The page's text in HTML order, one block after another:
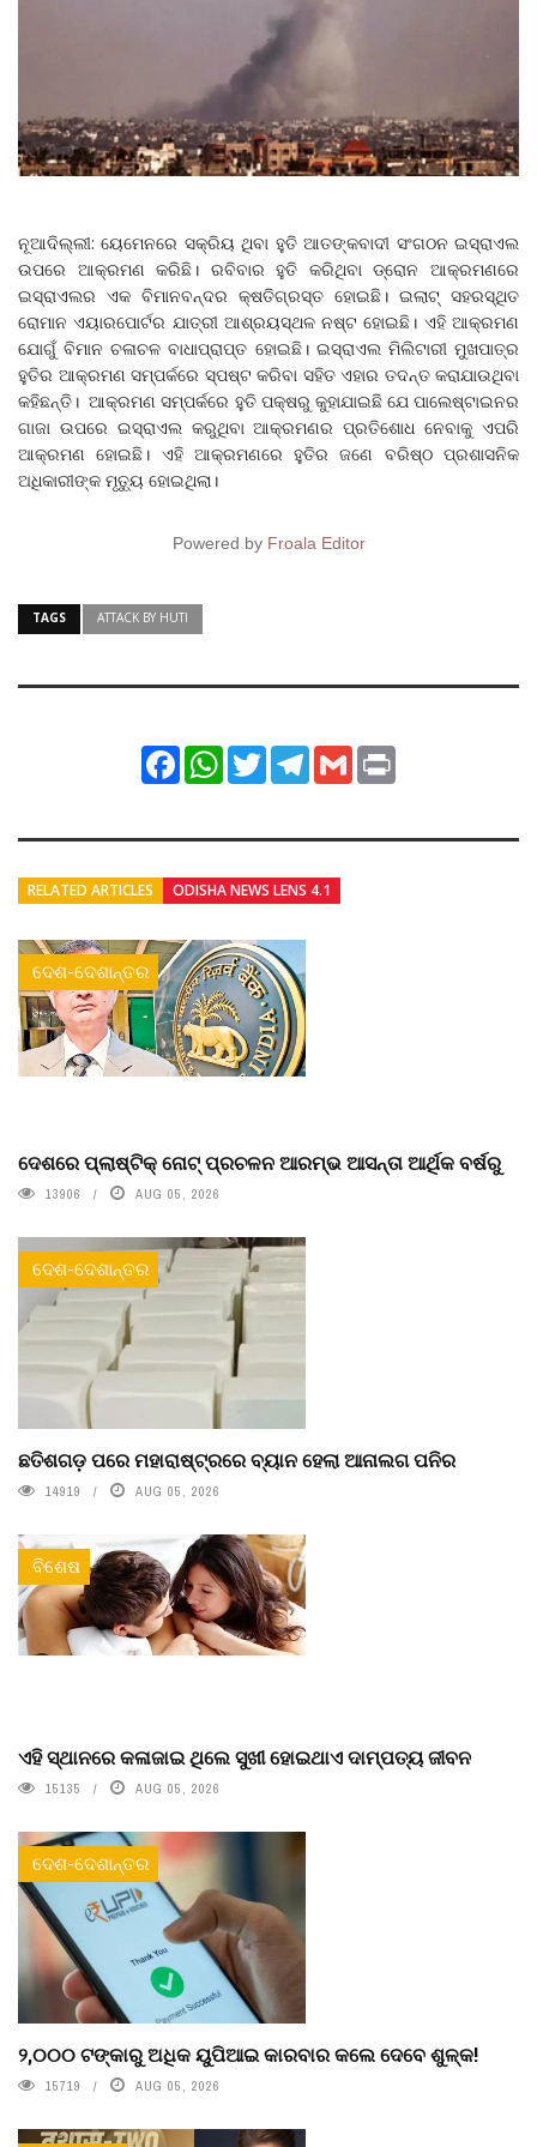
ନୂଆଦିଲ୍ଲୀ: ୟେମେନରେ ସକ୍ରିୟ ଥିବା ହୁତି ଆତଙ୍କବାଦୀ ସଂଗଠନ ଇସ୍ରାଏଲ
ଉପରେ ଆକ୍ରମଣ କରିଛି। ରବିବାର ହୁତି କରିଥିବା ଡ୍ରୋନ ଆକ୍ରମଣରେ
ଇସ୍ରାଏଲର ଏକ ବିମାନବନ୍ଦର କ୍ଷତିଗ୍ରସ୍ତ ହୋଇଛି। ଇଲାଟ୍‌ ସହରସ୍ଥିତ
ରୋମାନ ଏୟାରପୋର୍ଟର ଯାତ୍ରୀ ଆଶ୍ରୟସ୍ଥଳ ନଷ୍ଟ ହୋଇଛି। ଏହି ଆକ୍ରମଣ
ଯୋଗୁଁ ବିମାନ ଚଳାଚଳ ବାଧାପ୍ରାପ୍ତ ହୋଇଛି। ଇସ୍ରାଏଲ ମିଲିଟାରୀ ମୁଖପାତ୍ର
ହୁତିର ଆକ୍ରମଣ ସମ୍ପର୍କରେ ସ୍ପଷ୍ଟ କରିବା ସହିତ ଏହାର ତଦନ୍ତ କରାଯାଉଥିବା
କହିଛନ୍ତି। ଆକ୍ରମଣ ସମ୍ପର୍କରେ ହୁତି ପକ୍ଷରୁ କୁହାଯାଇଛି ଯେ ପାଲେଷ୍ଟାଇନର
ଗାଜା ଉପରେ ଇସ୍ରାଏଲ କରୁଥିବା ଆକ୍ରମଣର ପ୍ରତିଶୋଧ ନେବାକୁ ଏପରି
ଆକ୍ରମଣ ହୋଇଛି। ଏହି ଆକ୍ରମଣରେ ହୁତିର ଜଣେ ବରିଷ୍ଠ ପ୍ରଶାସନିକ
ଅଧିକାରୀଙ୍କ ମୃତ୍ୟୁ ହୋଇଥିଲା।
Powered by Froala Editor
TAGS ATTACK BY HUTI
FacebookWhatsApp
TwitterTelegram
Gmail
RELATED ARTICLES ODISHA NEWS LENS 4.1
ଦେଶ-ଦେଶାନ୍ତର
ଦେଶରେ ପ୍ଲାଷ୍ଟିକ୍ ନୋଟ୍‌ ପ୍ରଚଳନ ଆରମ୍ଭ ଆସନ୍ତା ଆର୍ଥିକ ବର୍ଷରୁ
13906 AUG 05, 2026
ଦେଶ-ଦେଶାନ୍ତର
ଛତିଶଗଡ଼ ପରେ ମହାରାଷ୍ଟ୍ରରେ ବ୍ୟାନ ହେଲା ଆନାଲଗ ପନିର
14919 AUG 05, 2026
ବିଶେଷ
ଏହି ସ୍ଥାନରେ କଳାଜାଇ ଥିଲେ ସୁଖୀ ହୋଇଥାଏ ଦାମ୍ପତ୍ୟ ଜୀବନ
15135 AUG 05, 2026
ଦେଶ-ଦେଶାନ୍ତର
୨,୦୦୦ ଟଙ୍କାରୁ ଅଧିକ ୟୁପିଆଇ କାରବାର କଲେ ଦେବେ ଶୁଳ୍କ!
15719 AUG 05, 2026